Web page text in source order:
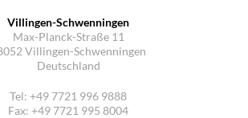
Villingen-Schwenningen
Max-Planck-Straße 11
Villingen-Schwenningen
Deutschland
Tel: +49 7721 996 9888
Fax: +49 7721 995 8004